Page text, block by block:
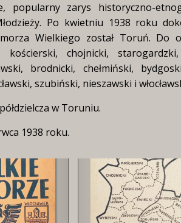
popularny zarys historyczno-
Po kwietniu 1938 roku
Wielkiego został Toruń. Do
kościerski, chojnicki,
brodnicki, chełmiński,
szubiński, nieszawski i
w Toruniu.
1938 roku.